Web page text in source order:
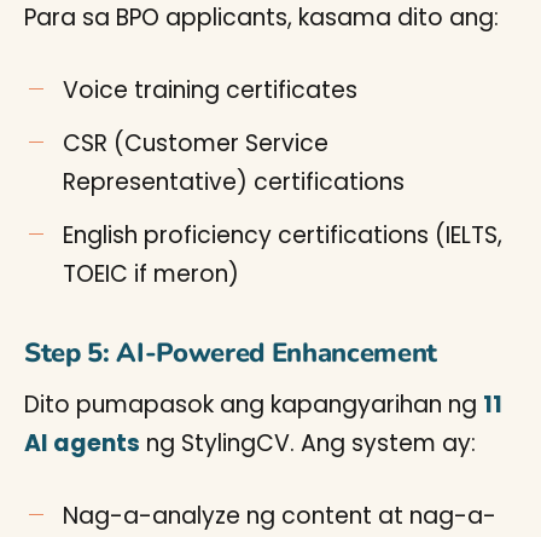
Para sa BPO applicants, kasama dito ang:
Voice training certificates
CSR (Customer Service
Representative) certifications
English proficiency certifications (IELTS,
TOEIC if meron)
Step 5: AI-Powered Enhancement
Dito pumapasok ang kapangyarihan ng 11
AI agents ng StylingCV. Ang system ay:
Nag-a-analyze ng content at nag-a-